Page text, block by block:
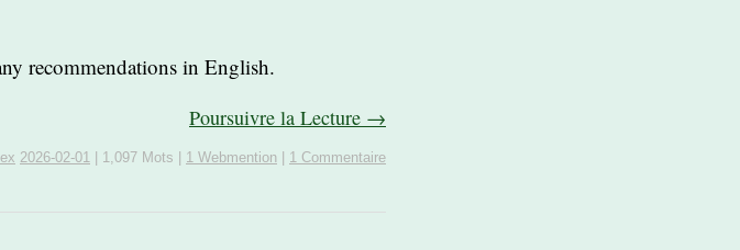
recommendations in English.
Poursuivre la Lecture →
2026-02-01 1,097 Mots 1 Webmention 1 Commentaire